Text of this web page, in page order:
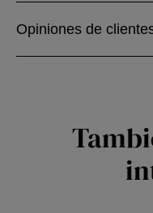
Opiniones de